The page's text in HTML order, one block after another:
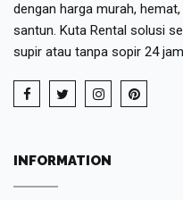
dengan harga murah,
santun. Kuta Rental solusi
supir atau tanpa sopir 24
INFORMATION